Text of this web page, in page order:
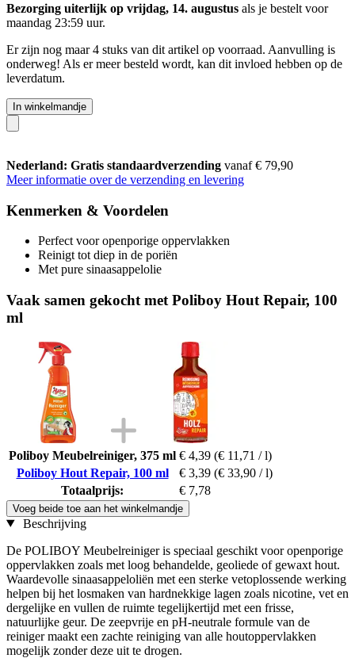
Bezorging uiterlijk op vrijdag, 14. augustus als je bestelt voor
maandag 23:59 uur.
Er zijn nog maar 4 stuks van dit artikel op voorraad. Aanvulling is
onderweg! Als er meer besteld wordt, kan dit invloed hebben op de
leverdatum.
In winkelmandje
Nederland: Gratis standaardverzending vanaf € 79,90
Meer informatie over de verzending en levering
Kenmerken & Voordelen
Perfect voor openporige oppervlakken
Reinigt tot diep in de poriën
Met pure sinaasappelolie
Vaak samen gekocht met Poliboy Hout Repair, 100
ml
Poliboy Meubelreiniger, 375 ml € 4,39 (€ 11,71 / l)
Poliboy Hout Repair, 100 ml
€ 3,39 (€ 33,90 / l)
Totaalprijs:
€ 7,78
Voeg beide toe aan het winkelmandje
Beschrijving
De POLIBOY Meubelreiniger is speciaal geschikt voor openporige
oppervlakken zoals met loog behandelde, geoliede of gewaxt hout.
Waardevolle sinaasappeloliën met een sterke vetoplossende werking
helpen bij het losmaken van hardnekkige lagen zoals nicotine, vet en
dergelijke en vullen de ruimte tegelijkertijd met een frisse,
natuurlijke geur. De zeepvrije en pH-neutrale formule van de
reiniger maakt een zachte reiniging van alle houtoppervlakken
mogelijk zonder deze uit te drogen.